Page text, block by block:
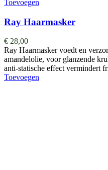
Toevoegen
Ray Haarmasker
€ 28,00
Ray Haarmasker voedt en
amandelolie, voor glanzende
anti-statische effect vermindert
Toevoegen